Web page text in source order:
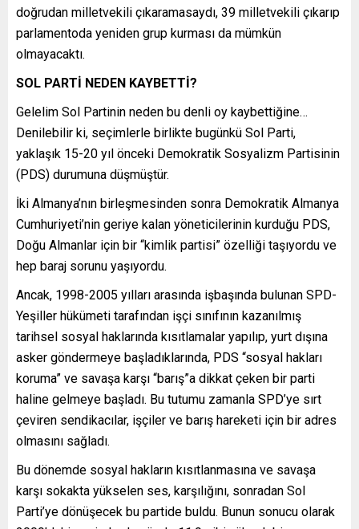
doğrudan milletvekili çıkaramasaydı, 39 milletvekili çıkarıp
parlamentoda yeniden grup kurması da mümkün
olmayacaktı.
SOL PARTİ NEDEN KAYBETTİ?
Gelelim Sol Partinin neden bu denli oy kaybettiğine…
Denilebilir ki, seçimlerle birlikte bugünkü Sol Parti,
yaklaşık 15-20 yıl önceki Demokratik Sosyalizm Partisinin
(PDS) durumuna düşmüştür.
İki Almanya’nın birleşmesinden sonra Demokratik Almanya
Cumhuriyeti’nin geriye kalan yöneticilerinin kurduğu PDS,
Doğu Almanlar için bir “kimlik partisi” özelliği taşıyordu ve
hep baraj sorunu yaşıyordu.
Ancak, 1998-2005 yılları arasında işbaşında bulunan SPD-
Yeşiller hükümeti tarafından işçi sınıfının kazanılmış
tarihsel sosyal haklarında kısıtlamalar yapılıp, yurt dışına
asker göndermeye başladıklarında, PDS “sosyal hakları
koruma” ve savaşa karşı “barış”a dikkat çeken bir parti
haline gelmeye başladı. Bu tutumu zamanla SPD’ye sırt
çeviren sendikacılar, işçiler ve barış hareketi için bir adres
olmasını sağladı.
Bu dönemde sosyal hakların kısıtlanmasına ve savaşa
karşı sokakta yükselen ses, karşılığını, sonradan Sol
Parti’ye dönüşecek bu partide buldu. Bunun sonucu olarak